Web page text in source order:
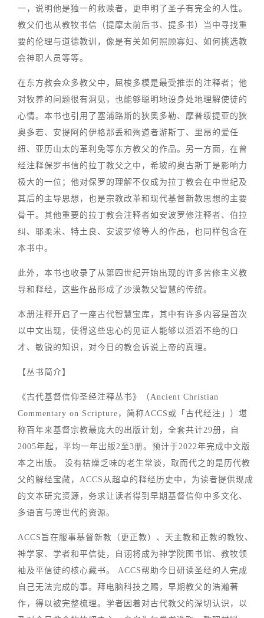
一，说明他是独一的救赎者，更申明了圣子有完全的人性。
教父们也从教牧书信（提摩太前后书、提多书）当中寻找重
要的伦理与道德教训，像是有关如何照顾寡妇、如何挑选教
会神职人员等等。
在东方教会众多教父中，屈梭多模是最受推崇的注释者；他
对牧养的问题很有洞见，也能够聪明地设身处地理解使徒的
心情。本书也引用了塞浦路斯的狄奥多勒、摩普绥提亚的狄
奥多若、安提阿的伊格那丢和殉道者游斯丁、里昂的爱任
纽、亚历山太的革利免等东方教父的作品。另一方面，在曾
经注释保罗书信的拉丁教父之中，希坡的奥古斯丁是影响力
极大的一位；他对保罗的理解不仅成为拉丁教会在中世纪及
其后的主导思想，也是宗教改革和现代基督新教思想的主要
骨干。其他重要的拉丁教会注释者如安波罗修注释者、伯拉
纠、耶柔米、特土良、安波罗修等人的作品，也同样包含在
本书中。
此外，本书也收录了从第四世纪开始出现的许多苦修主义教
导和释经，这些作品形成了沙漠教父智慧的传统。
本册注释开启了一座古代智慧宝库，其中有许多内容是首次
以中文出现，使得这些忠心的见证人能够以滔滔不绝的口
才、敏锐的知识，对今日的教会诉说上帝的真理。
【丛书简介】
《古代基督信仰圣经注释丛书》（Ancient Christian
Commentary on Scripture，简称ACCS或「古代经注」）堪
称百年来基督宗教最庞大的出版计划，全套共计29册，自
2005年起，平均一年出版2至3册。预计于2022年完成中文版
本之出版。 没有枯燥乏味的老生常谈，取而代之的是历代教
父的解经宝藏，ACCS从超卓的释经历史中，为读者提供现成
的文本研究资源，务求让读者得到早期基督信仰中多文化、
多语言与跨世代的资源。
ACCS旨在服事基督新教（更正教）、天主教和正教的教牧、
神学家、学者和平信徒，自诩将成为神学院图书馆、教牧领
袖及平信徒的核心藏书。 ACCS帮助今日研读圣经的人完成
自己无法完成的事。拜电脑科技之赐，早期教父的浩瀚著
作，得以被完整梳理。学者因着对古代教父的深切认识，以